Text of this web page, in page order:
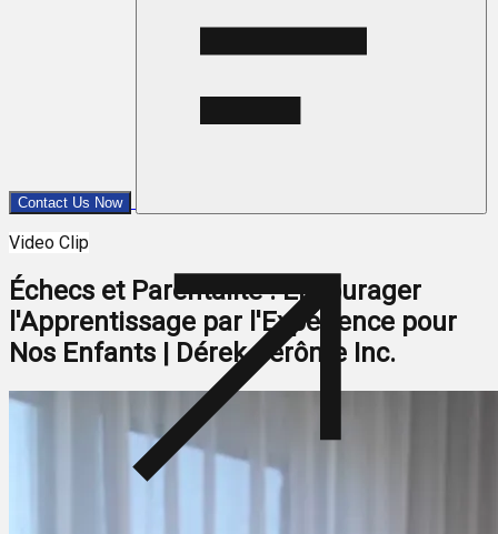
Contact Us Now
Video Clip
Échecs et Parentalité : Encourager
l'Apprentissage par l'Expérience pour
Nos Enfants | Dérek Jérôme Inc.